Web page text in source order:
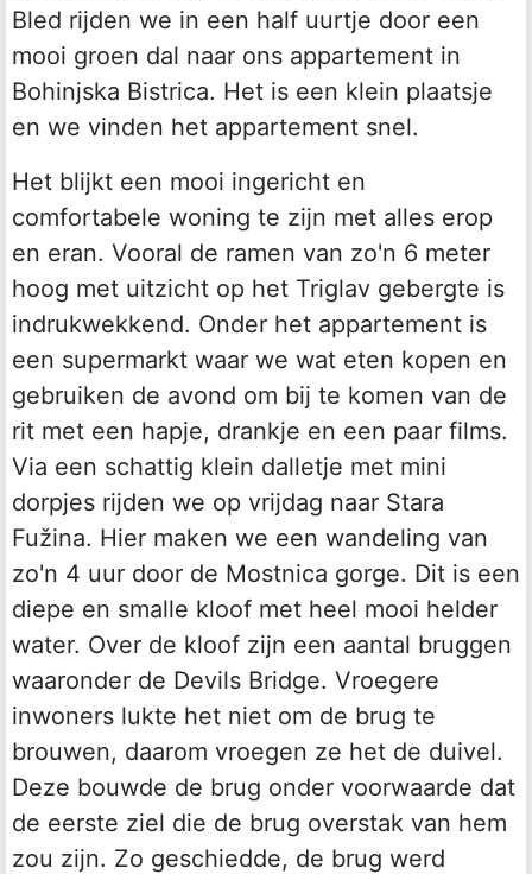
Bled rijden we in een half uurtje door een
mooi groen dal naar ons appartement in
Bohinjska Bistrica. Het is een klein plaatsje
en we vinden het appartement snel.
Het blijkt een mooi ingericht en
comfortabele woning te zijn met alles erop
en eran. Vooral de ramen van zo'n 6 meter
hoog met uitzicht op het Triglav gebergte is
indrukwekkend. Onder het appartement is
een supermarkt waar we wat eten kopen en
gebruiken de avond om bij te komen van de
rit met een hapje, drankje en een paar films.
Via een schattig klein dalletje met mini
dorpjes rijden we op vrijdag naar Stara
Fužina. Hier maken we een wandeling van
zo'n 4 uur door de Mostnica gorge. Dit is een
diepe en smalle kloof met heel mooi helder
water. Over de kloof zijn een aantal bruggen
waaronder de Devils Bridge. Vroegere
inwoners lukte het niet om de brug te
brouwen, daarom vroegen ze het de duivel.
Deze bouwde de brug onder voorwaarde dat
de eerste ziel die de brug overstak van hem
zou zijn. Zo geschiedde, de brug werd